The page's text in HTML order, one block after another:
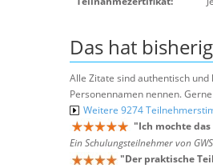
Das hat
Alle Zitate sind authentisch
Personennamen nennen.
Weitere 9274
"Ich mochte
Ein Schulungsteilnehmer von
"Der praktische